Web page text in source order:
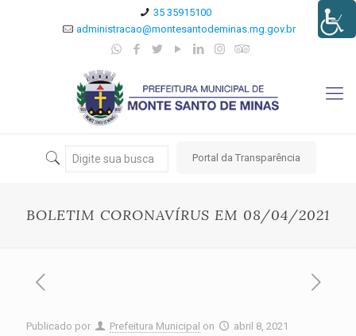
35 35915100
administracao@montesantodeminas.mg.gov.br
Portal da Transparência
BOLETIM CORONAVÍRUS EM 08/04/2021
Publicado por Prefeitura Municipal on abril 8, 2021